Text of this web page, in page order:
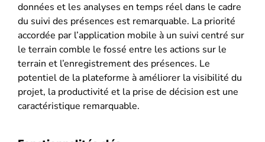
données et les analyses en temps réel dans le cadre
du suivi des présences est remarquable. La priorité
accordée par l’application mobile à un suivi centré sur
le terrain comble le fossé entre les actions sur le
terrain et l’enregistrement des présences. Le
potentiel de la plateforme à améliorer la visibilité du
projet, la productivité et la prise de décision est une
caractéristique remarquable.